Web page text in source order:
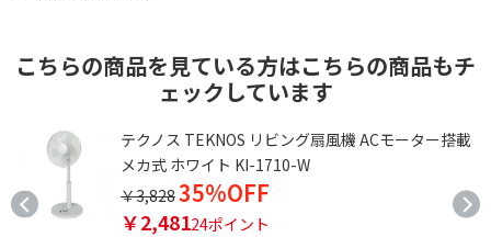
こちらの商品を見ている方はこちらの商品もチ
ェックしています
テクノス TEKNOS リビング扇風機 ACモーター搭載
メカ式 ホワイト KI-1710-W
￥3,82835%OFF
￥2,48124ポイント